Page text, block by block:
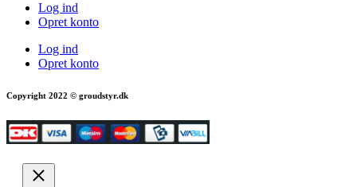
Log ind
Opret konto
Log ind
Opret konto
Copyright 2022 © groudstyr.dk